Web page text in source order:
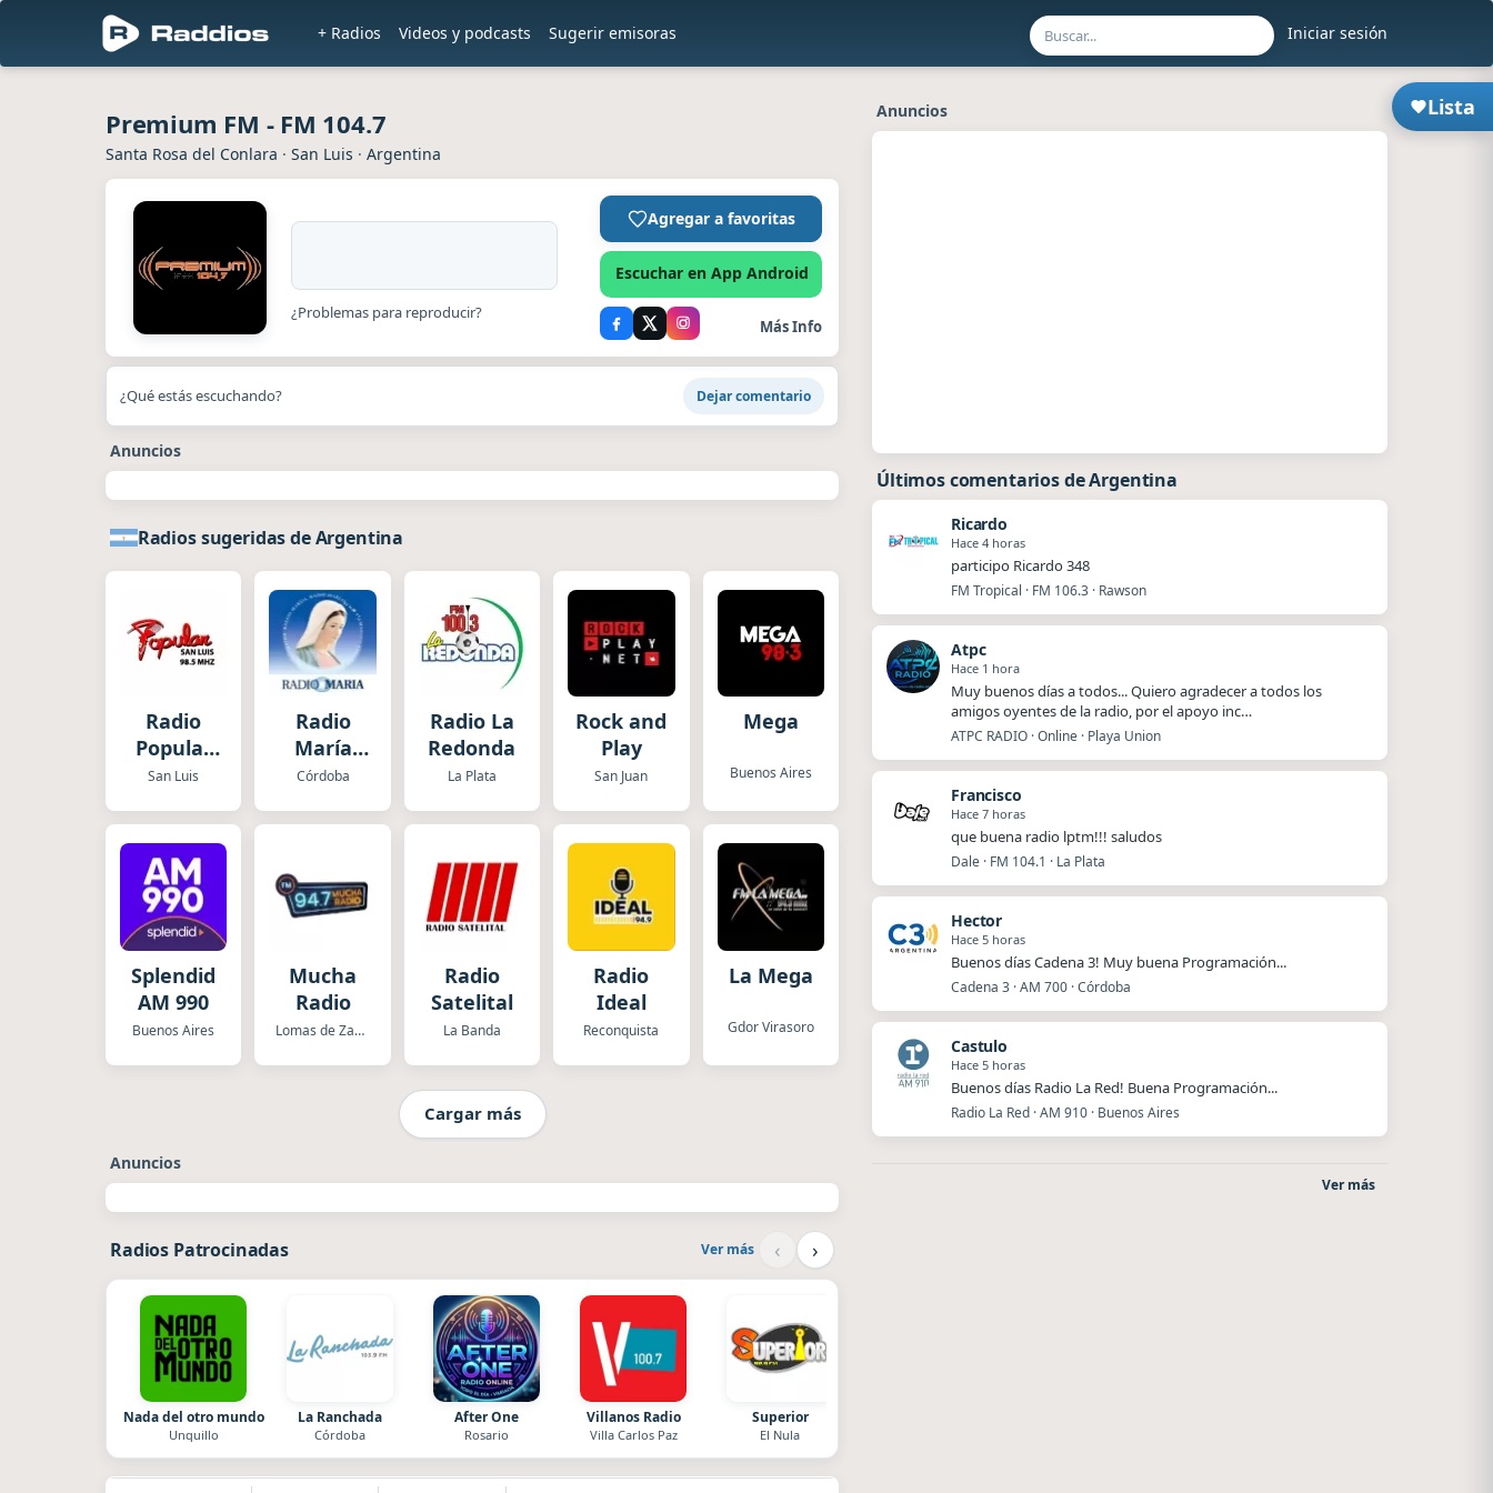
Iniciar sesión
+ Radios Videos y podcasts Sugerir emisoras
Lista
Premium FM - FM 104.7
Santa Rosa del Conlara · San Luis · Argentina
¿Problemas para reproducir?
Agregar a favoritas
Escuchar en App Android
Más Info
¿Qué estás escuchando? Dejar comentario
Anuncios
Radios sugeridas de Argentina
Radio
Popular
San Luis
San Luis
Radio
María
Argentina
Córdoba
Radio La
Redonda
La Plata
Rock and
Play
San Juan
Mega
Buenos Aires
Splendid
AM 990
Buenos Aires
Mucha
Radio
Lomas de Zamora
Radio
Satelital
La Banda
Radio
Ideal
Reconquista
La Mega
Gdor Virasoro
Cargar más
Anuncios
Radios Patrocinadas Ver más ‹ ›
Nada del otro mundo
Unquillo
La Ranchada
Córdoba
After One
Rosario
Villanos Radio
Villa Carlos Paz
Superior
El Nula
Anuncios
Últimos comentarios de Argentina
Ricardo
Hace 4 horas
participo Ricardo 348
FM Tropical · FM 106.3 · Rawson
Atpc
Hace 1 hora
Muy buenos días a todos... Quiero agradecer a todos los
amigos oyentes de la radio, por el apoyo inc…
ATPC RADIO · Online · Playa Union
Francisco
Hace 7 horas
que buena radio lptm!!! saludos
Dale · FM 104.1 · La Plata
Hector
Hace 5 horas
Buenos días Cadena 3! Muy buena Programación...
Cadena 3 · AM 700 · Córdoba
Castulo
Hace 5 horas
Buenos días Radio La Red! Buena Programación...
Radio La Red · AM 910 · Buenos Aires
Ver más